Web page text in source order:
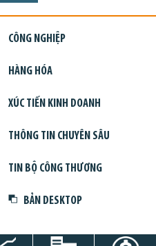
CÔNG NGHIỆP
HÀNG HÓA
XÚC TIẾN KINH DOANH
THÔNG TIN CHUYÊN SÂU
TIN BỘ CÔNG THƯƠNG
BẢN DESKTOP